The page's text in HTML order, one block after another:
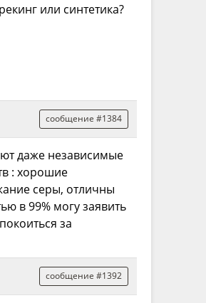
или синтетика?
сообщение #1384
даже независимые
: хорошие
серы, отличны
в 99% могу заявить
за
сообщение #1392